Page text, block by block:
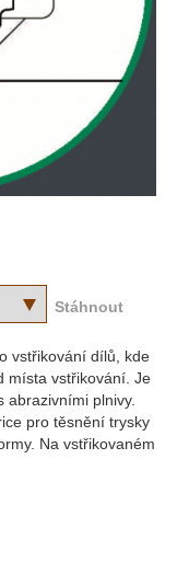
Stáhnout
vstřikování dílů, kde
místa vstřikování. Je
plnivy.
pro těsnění trysky
Na vstřikovaném